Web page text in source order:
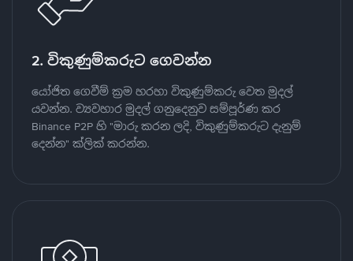
2. විකුණුම්කරුට ගෙවන්න
යෝජිත ගෙවීම් ක්‍රම හරහා විකුණුම්කරු වෙත මුදල්
යවන්න. ව්‍යවහාර මුදල් ගනුදෙනුව සම්පූර්ණ කර
Binance P2P හි "මාරු කරන ලදි, විකුණුම්කරුට දැනුම්
දෙන්න" ක්ලික් කරන්න.